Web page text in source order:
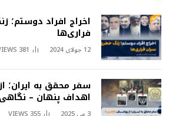
اخراج افراد دوستم؛
فراری‌ها
12 جولای 2024 381
سفر محقق به ایران؛
اهداف پنهان –